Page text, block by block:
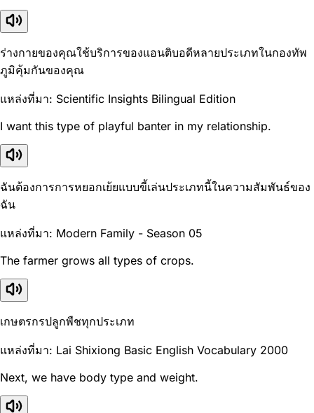
ร่างกายของคุณใช้บริการของแอนติบอดีหลายประเภทในกองทัพ
ภูมิคุ้มกันของคุณ
แหล่งที่มา: Scientific Insights Bilingual Edition
I want this type of playful banter in my relationship.
ฉันต้องการการหยอกเย้ยแบบขี้เล่นประเภทนี้ในความสัมพันธ์ของ
ฉัน
แหล่งที่มา: Modern Family - Season 05
The farmer grows all types of crops.
เกษตรกรปลูกพืชทุกประเภท
แหล่งที่มา: Lai Shixiong Basic English Vocabulary 2000
Next, we have body type and weight.